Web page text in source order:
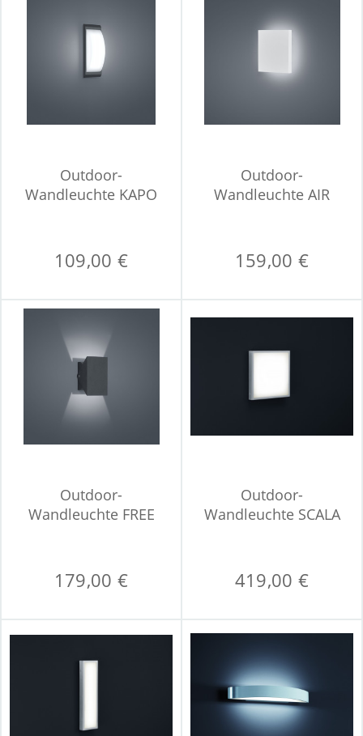
Outdoor-
Wandleuchte KAPO
109,00 €
Outdoor-
Wandleuchte AIR
159,00 €
Outdoor-
Wandleuchte FREE
179,00 €
Outdoor-
Wandleuchte SCALA
419,00 €